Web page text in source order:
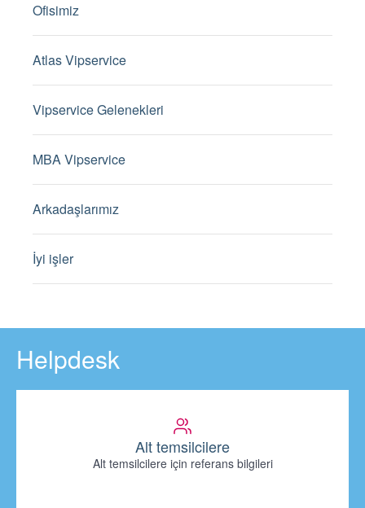
Ofisimiz
Atlas Vipservice
Vipservice Gelenekleri
MBA Vipservice
Arkadaşlarımız
İyi işler
Helpdesk
Alt temsilcilere
Alt temsilcilere için referans bilgileri